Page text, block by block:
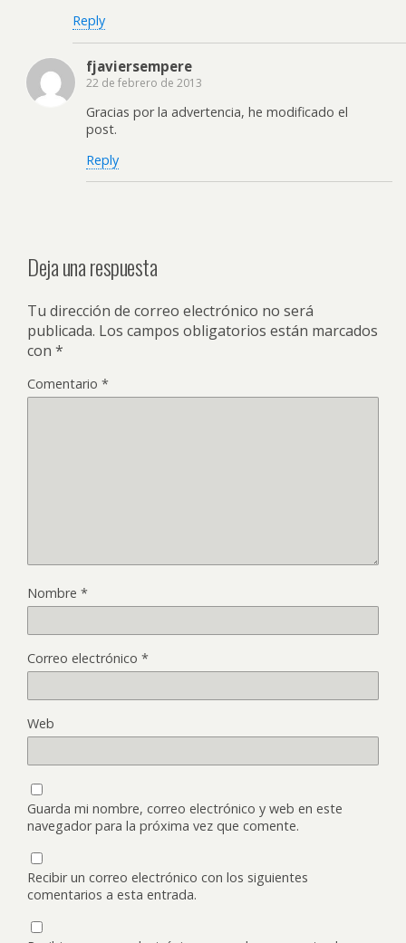
Reply
fjaviersempere
22 de febrero de 2013
Gracias por la advertencia, he modificado el
post.
Reply
Deja una respuesta
Tu dirección de correo electrónico no será
publicada. Los campos obligatorios están marcados
con *
Comentario *
Nombre *
Correo electrónico *
Web
Guarda mi nombre, correo electrónico y web en este
navegador para la próxima vez que comente.
Recibir un correo electrónico con los siguientes
comentarios a esta entrada.